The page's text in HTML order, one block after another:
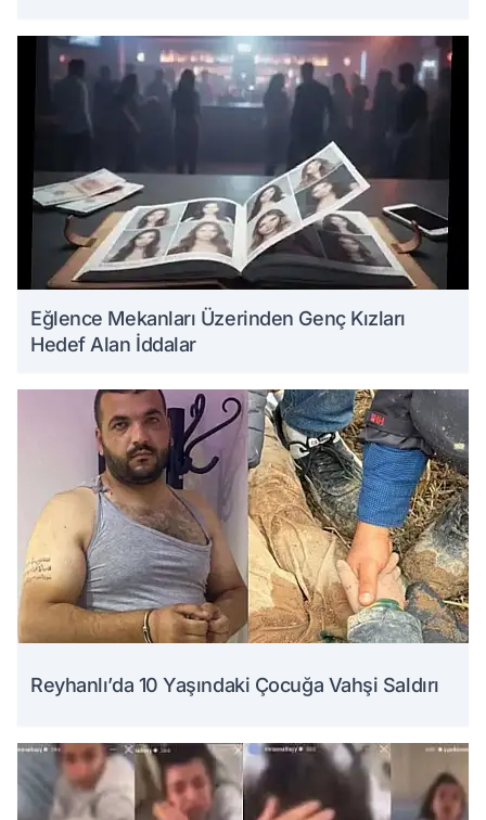
Eğlence Mekanları Üzerinden Genç Kızları
Hedef Alan İddalar
Reyhanlı’da 10 Yaşındaki Çocuğa Vahşi Saldırı